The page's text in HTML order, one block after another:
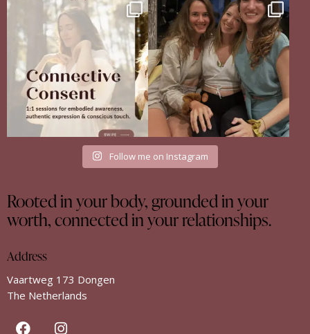
Your body never lies.
The real question is: are ...
13 4
The Sisterhood Wound that shaped
me
There...
35 18
Follow me on Instagram
Rooted in your body, grounded in your
worth, connected in your relationships.
Address
Vaartweg 173 Dongen
The Netherlands